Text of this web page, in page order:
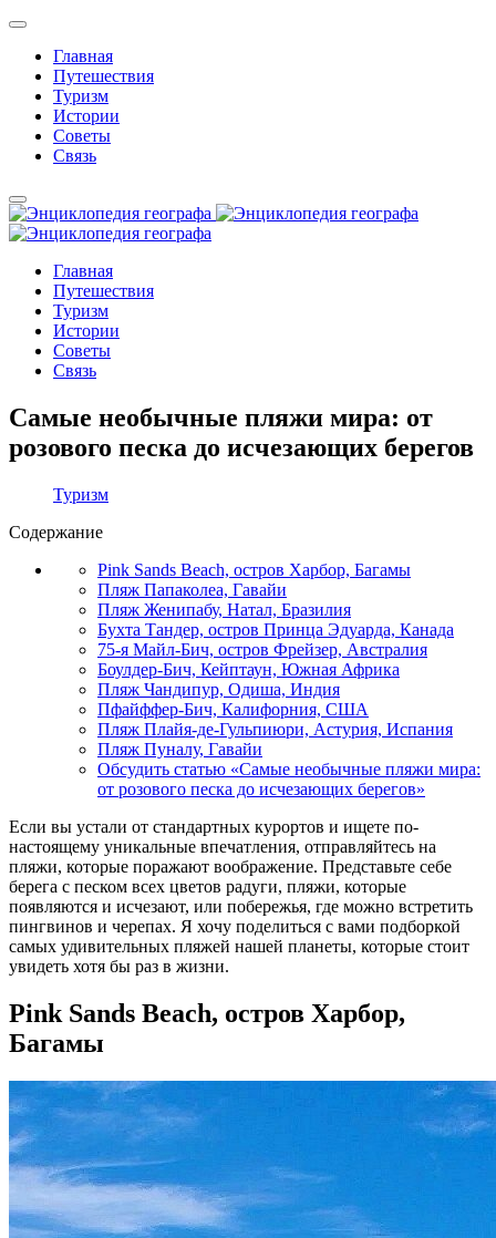
Главная
Путешествия
Туризм
Истории
Советы
Связь
Главная
Путешествия
Туризм
Истории
Советы
Связь
Самые необычные пляжи мира: от
розового песка до исчезающих берегов
Туризм
Содержание
Pink Sands Beach, остров Харбор, Багамы
Пляж Папаколеа, Гавайи
Пляж Женипабу, Натал, Бразилия
Бухта Тандер, остров Принца Эдуарда, Канада
75-я Майл-Бич, остров Фрейзер, Австралия
Боулдер-Бич, Кейптаун, Южная Африка
Пляж Чандипур, Одиша, Индия
Пфайффер-Бич, Калифорния, США
Пляж Плайя-де-Гульпиюри, Астурия, Испания
Пляж Пуналу, Гавайи
Обсудить статью «Самые необычные пляжи мира:
от розового песка до исчезающих берегов»
Если вы устали от стандартных курортов и ищете по-
настоящему уникальные впечатления, отправляйтесь на
пляжи, которые поражают воображение. Представьте себе
берега с песком всех цветов радуги, пляжи, которые
появляются и исчезают, или побережья, где можно встретить
пингвинов и черепах. Я хочу поделиться с вами подборкой
самых удивительных пляжей нашей планеты, которые стоит
увидеть хотя бы раз в жизни.
Pink Sands Beach, остров Харбор,
Багамы